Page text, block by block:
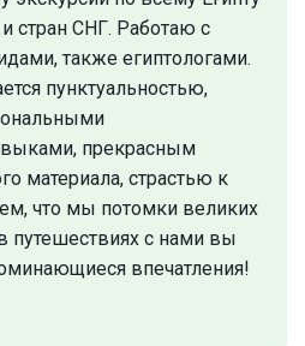
стран СНГ. Работаю с
также египтологами.
пунктуальностью,
прекрасным
материала, страстью к
что мы потомки великих
путешествиях с нами вы
впечатления!